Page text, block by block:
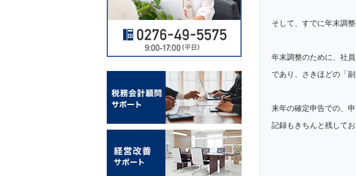
そして、すでに年末調
年末調整のために、社
であり、さきほどの「
来年の確定申告での、
記録もきちんと残して